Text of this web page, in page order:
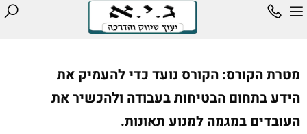
מטרת הקורס: הקורס נועד כדי להעמיק את
הידע בתחום הבטיחות בעבודה ולהכשיר את
העובדים במגמה למנוע תאונות.